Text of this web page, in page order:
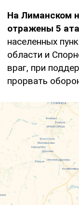
На Лиманском
отражены 5
населенных
области и
враг, при
прорвать